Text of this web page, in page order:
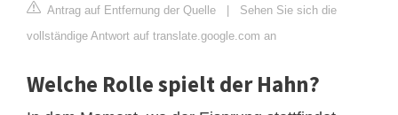
Antrag auf Entfernung der Quelle | Sehen Sie sich die
vollständige Antwort auf translate.google.com an
Welche Rolle spielt der Hahn?